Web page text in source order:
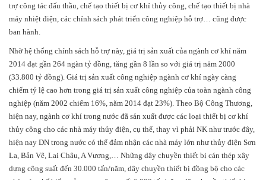
trợ công tác đấu thầu, chế tạo thiết bị cơ khí thủy công, chế tạo thiết bị nhà
máy nhiệt điện, các chính sách phát triển công nghiệp hỗ trợ… cũng được
ban hành.
Nhờ hệ thống chính sách hỗ trợ này, giá trị sản xuất của ngành cơ khí năm
2014 đạt gần 264 ngàn tỷ đồng, tăng gần 8 lần so với giá trị năm 2000
(33.800 tỷ đồng). Giá trị sản xuất công nghiệp ngành cơ khí ngày càng
chiếm tỷ lệ cao hơn trong giá trị sản xuất công nghiệp của toàn ngành công
nghiệp (năm 2002 chiếm 16%, năm 2014 đạt 23%). Theo Bộ Công Thương,
hiện nay, ngành cơ khí trong nước đã sản xuất được các loại thiết bị cơ khí
thủy công cho các nhà máy thủy điện, cụ thể, thay vì phải NK như trước đây,
hiện nay DN trong nước có thể đảm nhận các nhà máy lớn như thủy điện Sơn
La, Bản Vẽ, Lai Châu, A Vương,… Những dây chuyền thiết bị cán thép xây
dựng công suất đến 30.000 tấn/năm, dây chuyền thiết bị đồng bộ cho các